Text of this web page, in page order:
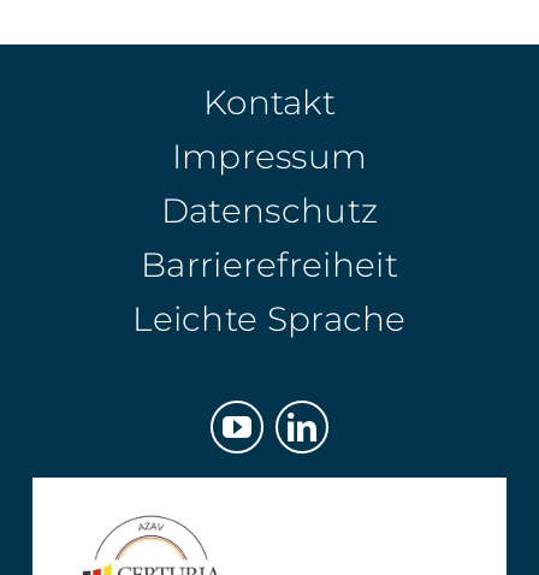
Kontakt
Impressum
Datenschutz
Barrierefreiheit
Leichte Sprache